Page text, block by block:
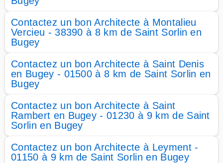
Contactez un bon Architecte à Montalieu
Vercieu - 38390 à 8 km de Saint Sorlin en
Bugey
Contactez un bon Architecte à Saint Denis
en Bugey - 01500 à 8 km de Saint Sorlin en
Bugey
Contactez un bon Architecte à Saint
Rambert en Bugey - 01230 à 9 km de Saint
Sorlin en Bugey
Contactez un bon Architecte à Leyment -
01150 à 9 km de Saint Sorlin en Bugey